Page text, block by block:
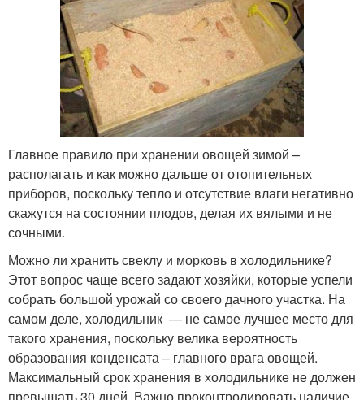
Главное правило при хранении овощей зимой –
располагать и как можно дальше от отопительных
приборов, поскольку тепло и отсутствие влаги негативно
скажутся на состоянии плодов, делая их вялыми и не
сочными.
Можно ли хранить свеклу и морковь в холодильнике?
Этот вопрос чаще всего задают хозяйки, которые успели
собрать большой урожай со своего дачного участка. На
самом деле, холодильник — не самое лучшее место для
такого хранения, поскольку велика вероятность
образования конденсата – главного врага овощей.
Максимальный срок хранения в холодильнике не должен